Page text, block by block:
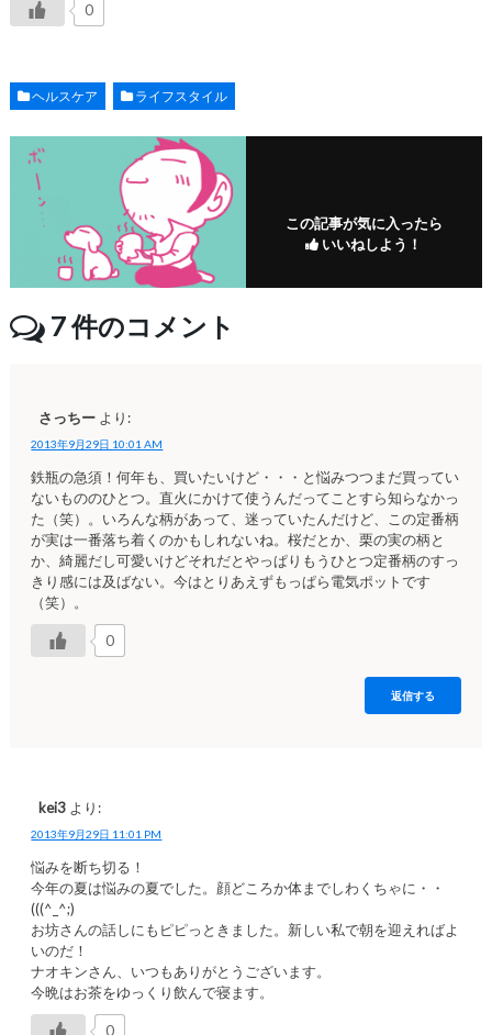
0
ヘルスケア ライフスタイル
この記事が気に入ったら
いいねしよう！
7件のコメント
さっちー より:
2013年9月29日 10:01 AM
鉄瓶の急須！何年も、買いたいけど・・・と悩みつつまだ買ってい
ないもののひとつ。直火にかけて使うんだってことすら知らなかっ
た（笑）。いろんな柄があって、迷っていたんだけど、この定番柄
が実は一番落ち着くのかもしれないね。桜だとか、栗の実の柄と
か、綺麗だし可愛いけどそれだとやっぱりもうひとつ定番柄のすっ
きり感には及ばない。今はとりあえずもっぱら電気ポットです
（笑）。
0
返信する
kei3 より:
2013年9月29日 11:01 PM
悩みを断ち切る！
今年の夏は悩みの夏でした。顔どころか体までしわくちゃに・・
(((^_^;)
お坊さんの話しにもピピっときました。新しい私で朝を迎えればよ
いのだ！
ナオキンさん、いつもありがとうございます。
今晩はお茶をゆっくり飲んで寝ます。
0